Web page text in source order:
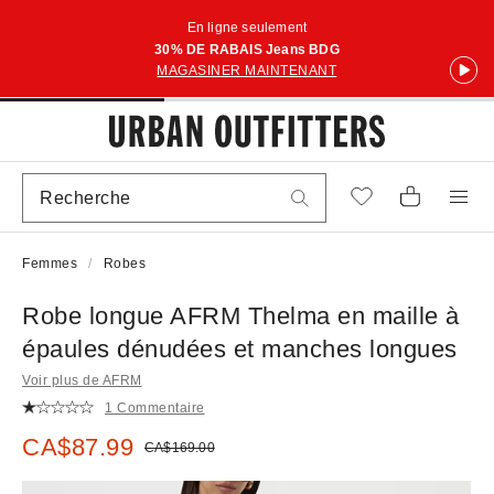
En ligne seulement
30% DE RABAIS Jeans BDG
MAGASINER MAINTENANT
Femmes Robes
Robe longue AFRM Thelma en maille à
épaules dénudées et manches longues
Voir plus de AFRM
1 Commentaire
Prix soldé :
CA$87.99 Prix courant :
CA$169.00